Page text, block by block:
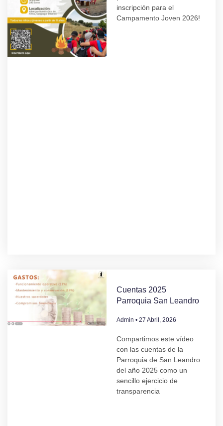
inscripción para el
Campamento Joven 2026!
Cuentas 2025
Parroquia San Leandro
Admin 27 Abril, 2026
Compartimos este vídeo
con las cuentas de la
Parroquia de San Leandro
del año 2025 como un
sencillo ejercicio de
transparencia